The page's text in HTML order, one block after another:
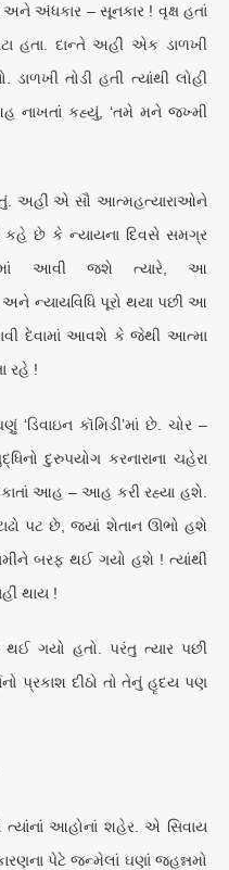
અને અંધકાર – સૂનકાર ! વૃક્ષ હતાં
હતા. દાન્તે અહીં એક ડાળખી
તોડી હતી ત્યાંથી લોહી
નાખતાં કહ્યું, ‘તમે મને જખ્મી
અહીં એ સૌ આત્મહત્યારાઓને
કહે છે કે ન્યાયના દિવસે સમગ્ર
આવી જશે ત્યારે, આ
ન્યાયવિધિ પૂરો થયા પછી આ
દેવામાં આવશે કે જેથી આત્મા
રહે !
કૉમિડી’માં છે. ચોર –
દુરુપયોગ કરનારાના ચહેરા
આહ – આહ કરી રહ્યા હશે.
પટ છે, જ્યાં શેતાન ઊભો હશે
બરફ થઈ ગયો હશે ! ત્યાંથી
થાય !
થઈ ગયો હતો. પરંતુ ત્યાર પછી
પ્રકાશ દીઠો તો તેનું હૃદય પણ
આહોનાં શહેર. એ સિવાય
પેટે જન્મેલાં ઘણાં જહન્નમો